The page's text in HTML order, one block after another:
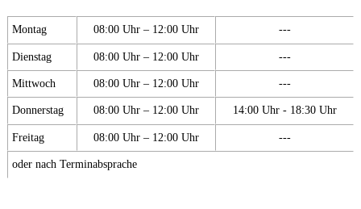
Montag 08:00 Uhr – 12:00 Uhr ---
Dienstag 08:00 Uhr – 12:00 Uhr ---
Mittwoch 08:00 Uhr – 12:00 Uhr ---
Donnerstag 08:00 Uhr – 12:00 Uhr 14:00 Uhr - 18:30 Uhr
Freitag 08:00 Uhr – 12:00 Uhr ---
oder nach Terminabsprache